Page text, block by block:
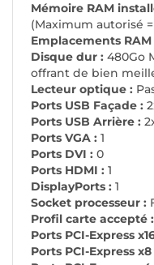
Mémoire RAM
(Maximum autorisé =
Emplacements RAM
Disque dur : 480Go
offrant de bien
Lecteur optique :
Ports USB Façade :
Ports USB Arrière :
Ports VGA : 1
Ports DVI : 0
Ports HDMI : 1
DisplayPorts : 1
Socket processeur :
Profil carte accepté :
Ports PCI-Express
Ports PCI-Express x8